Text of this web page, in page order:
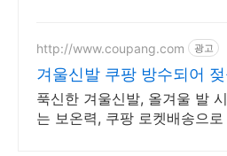
http://www.coupang.com 광고
겨울신발 쿠팡 방수되어
푹신한 겨울신발, 올겨울 발
는 보온력, 쿠팡 로켓배송으